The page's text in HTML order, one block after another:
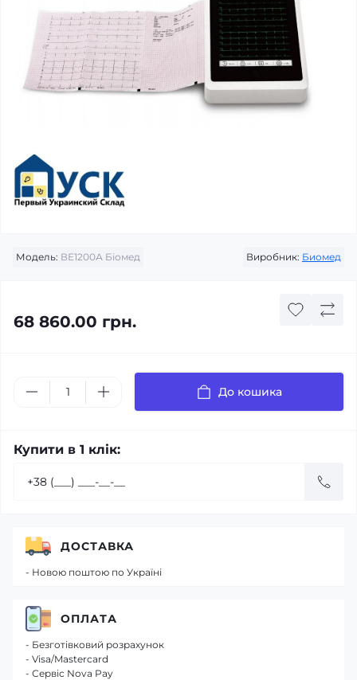
Модель: ВЕ1200А Біомед Виробник: Биомед
68 860.00 грн.
До кошика
Купити в 1 клік:
ДОСТАВКА
- Новою поштою по Україні
ОПЛАТА
- Безготівковий розрахунок
- Visa/Mastercard
- Сервіс Nova Pay